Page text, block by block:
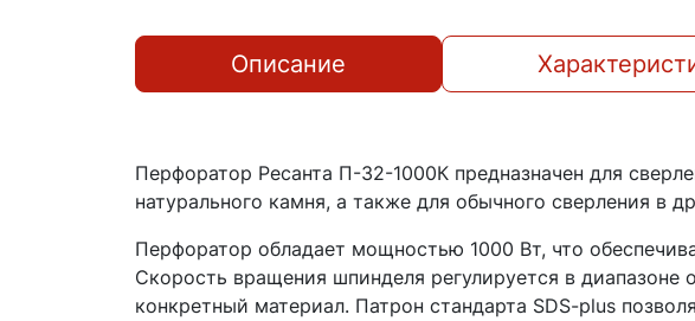
Описание
Перфоратор Ресанта П-32-1000К предназначен для
натурального камня, а также для обычного сверления в
Перфоратор обладает мощностью 1000 Вт, что
Скорость вращения шпинделя регулируется в
конкретный материал. Патрон стандарта SDS-plus